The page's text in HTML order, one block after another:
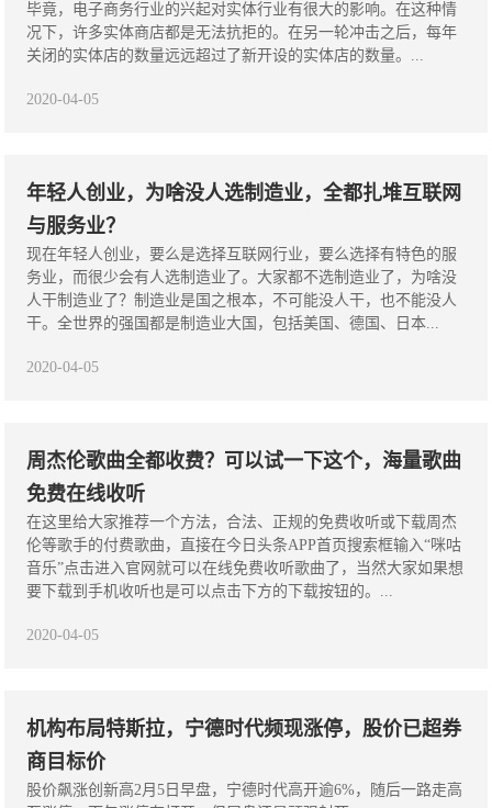
毕竟，电子商务行业的兴起对实体行业有很大的影响。在这种情
况下，许多实体商店都是无法抗拒的。在另一轮冲击之后，每年
关闭的实体店的数量远远超过了新开设的实体店的数量。...
2020-04-05
年轻人创业，为啥没人选制造业，全都扎堆互联网
与服务业？
现在年轻人创业，要么是选择互联网行业，要么选择有特色的服
务业，而很少会有人选制造业了。大家都不选制造业了，为啥没
人干制造业了？制造业是国之根本，不可能没人干，也不能没人
干。全世界的强国都是制造业大国，包括美国、德国、日本...
2020-04-05
周杰伦歌曲全都收费？可以试一下这个，海量歌曲
免费在线收听
在这里给大家推荐一个方法，合法、正规的免费收听或下载周杰
伦等歌手的付费歌曲，直接在今日头条APP首页搜索框输入“咪咕
音乐”点击进入官网就可以在线免费收听歌曲了，当然大家如果想
要下载到手机收听也是可以点击下方的下载按钮的。...
2020-04-05
机构布局特斯拉，宁德时代频现涨停，股价已超券
商目标价
股价飙涨创新高2月5日早盘，宁德时代高开逾6%，随后一路走高